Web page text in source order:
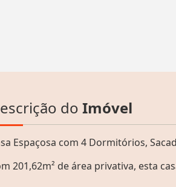
do Imóvel
Espaçosa com 4 Dormitórios,
201,62m² de área privativa, esta